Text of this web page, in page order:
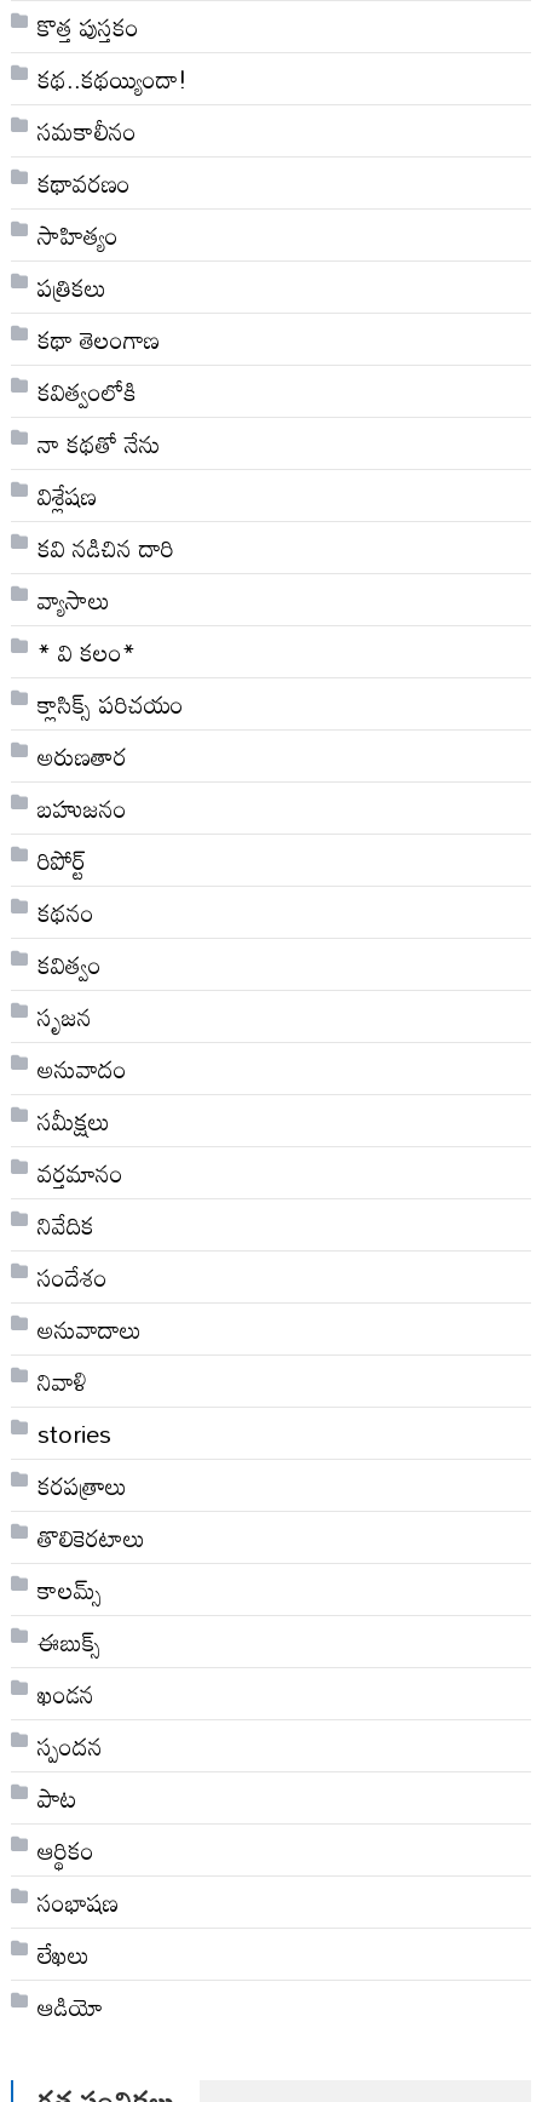
కొత్త పుస్తకం
కథ..కథయ్యిందా!
సమకాలీనం
కథావరణం
సాహిత్యం
పత్రికలు
కథా తెలంగాణ
కవిత్వంలోకి
నా క‌థ‌తో నేను
విశ్లేషణ
కవి నడిచిన దారి
వ్యాసాలు
* వి క‌లం*
క్లాసిక్స్ ప‌రిచ‌యం
అరుణతార
బహుజనం
రిపోర్ట్
కథనం
కవిత్వం
సృజన
అనువాదం
సమీక్షలు
వర్తమానం
నివేదిక
సందేశం
అనువాదాలు
నివాళి
stories
కరపత్రాలు
తొలికెరటాలు
కాలమ్స్
ఈబుక్స్
ఖండన
స్పందన
పాట
ఆర్థికం
సంభాషణ
లేఖలు
ఆడియో